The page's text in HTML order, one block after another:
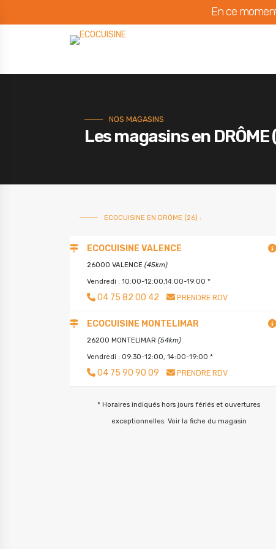
En ce
NOS MAGASINS
Les magasins en DRÔME
ECOCUISINE EN DRÔME (26) :
ECOCUISINE VALENCE
26000 VALENCE (45km)
Vendredi : 10:00-12:00,14:00-19:00 *
04 75 82 00 42 PRENDRE RDV
ECOCUISINE MONTELIMAR
26200 MONTELIMAR (54km)
Vendredi : 09:30-12:00, 14:00-19:00 *
04 75 90 90 09 PRENDRE RDV
* Horaires indiqués hors jours fériés et ouvertures
exceptionnelles. Voir la fiche du magasin